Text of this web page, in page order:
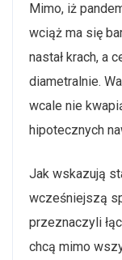
Mimo, iż
wciąż ma się
nastał krach, a
diametralnie.
wcale nie
hipotecznych
Jak wskazują
wcześniejszą
przeznaczyli
chcą mimo